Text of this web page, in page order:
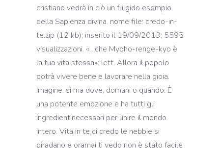
cristiano vedrà in ciò un fulgido esempio
della Sapienza divina. nome file: credo-in-
te.zip (12 kb); inserito il 19/09/2013; 5595
visualizzazioni. «…che Myoho-renge-kyo è
la tua vita stessa»: lett. Allora il popolo
potrà vivere bene e lavorare nella gioia.
Imagine. sì ma dove, domani o quando. È
una potente emozione e ha tutti gli
ingredientinecessari per unire il mondo
intero. Vita in te ci credo le nebbie si
diradano e oramai ti vedo non è stato facile